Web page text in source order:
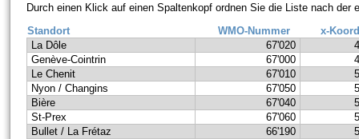
Durch einen Klick auf einen Spaltenkopf ordnen Sie die Liste nach der
Standort
WMO-Nummer
x-
La Dôle
67'020
Genève-Cointrin
67'000
Le Chenit
67'010
Nyon / Changins
67'050
Bière
67'040
St-Prex
67'060
Bullet / La Frétaz
66'190